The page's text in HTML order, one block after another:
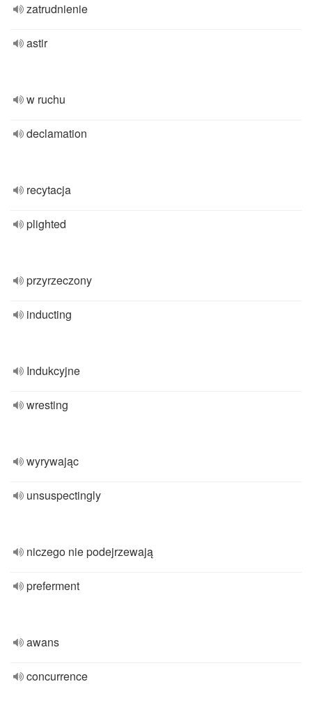
zatrudnienie
astir
w ruchu
declamation
recytacja
plighted
przyrzeczony
inducting
Indukcyjne
wresting
wyrywając
unsuspectingly
niczego nie podejrzewają
preferment
awans
concurrence